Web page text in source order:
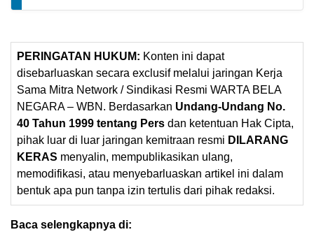
PERINGATAN HUKUM: Konten ini dapat
disebarluaskan secara exclusif melalui jaringan Kerja
Sama Mitra Network / Sindikasi Resmi WARTA BELA
NEGARA – WBN. Berdasarkan Undang-Undang No.
40 Tahun 1999 tentang Pers dan ketentuan Hak Cipta,
pihak luar di luar jaringan kemitraan resmi DILARANG
KERAS menyalin, mempublikasikan ulang,
memodifikasi, atau menyebarluaskan artikel ini dalam
bentuk apa pun tanpa izin tertulis dari pihak redaksi.
Baca selengkapnya di: